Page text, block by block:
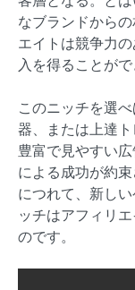
なブランドから
エイトは競争力
入を得ることがで
このニッチを選
器、または上達
豊富で見やすい
による成功が約
につれて、新し
ッチはアフィリ
のです。